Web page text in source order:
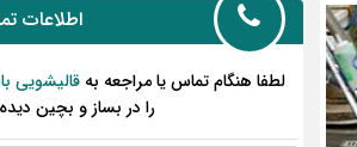
اطلاعات
لطفا هنگام تماس یا مراجعه بهقالیشویی
را در بساز و بچین